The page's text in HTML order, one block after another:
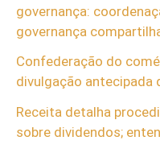
governança:
governança
Confederação do
divulgação antecipada
Receita detalha
sobre dividendos;